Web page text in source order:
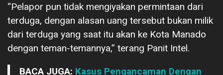
“Pelapor pun tidak mengiyakan permintaan dari
terduga, dengan alasan uang tersebut bukan milik
dari terduga yang saat itu akan ke Kota Manado
dengan teman-temannya,” terang Panit Intel.
BACA JUGA: Kasus Pengancaman Dengan